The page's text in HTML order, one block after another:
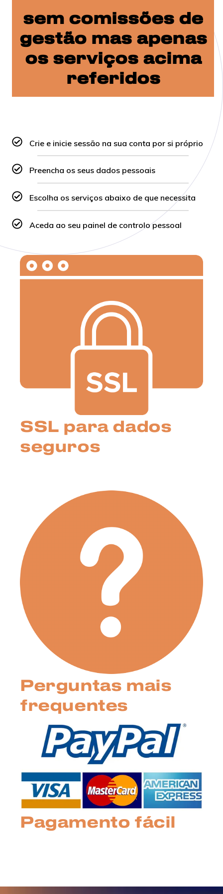
sem comissões de
gestão mas apenas
os serviços acima
referidos
Crie e inicie sessão na sua conta por si próprio
Preencha os seus dados pessoais
Escolha os serviços abaixo de que necessita
Aceda ao seu painel de controlo pessoal
SSL para dados
seguros
Perguntas mais
frequentes
Pagamento fácil